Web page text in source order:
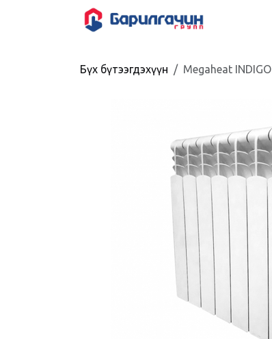
Бүх бүтээгдэхүүн Megaheat INDIGO